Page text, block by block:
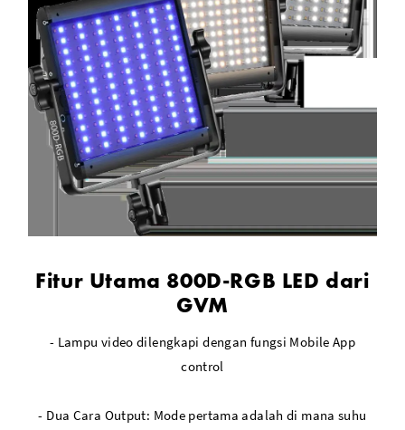
Fitur Utama 800D-RGB LED dari
GVM
- Lampu video dilengkapi dengan fungsi Mobile App
control
- Dua Cara Output: Mode pertama adalah di mana suhu